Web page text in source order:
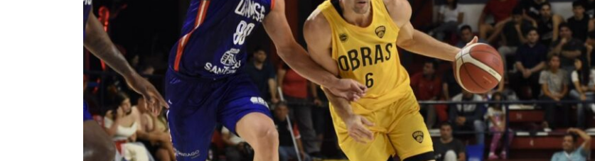
en la historia grande del club”
Nicolás Otamendi regresa al fútbol argentino después de 16 años: del orgullo
de Vélez a la pasión por River
Boca ganó con lo justo ante O’Higgins gracias a la jerarquía de Paredes: una
diferencia y un juego que no dan paz para ir a Rancagua
El Nacional de Clubes A llega a Córdoba con el histórico regreso de Diego